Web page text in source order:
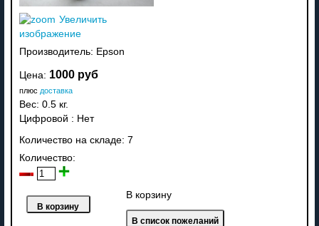
Увеличить
изображение
Производитель: Epson
Цена: 1000 руб
плюс доставка
Вес: 0.5 кг.
Цифровой : Нет
Количество на складе: 7
Количество:
В корзину